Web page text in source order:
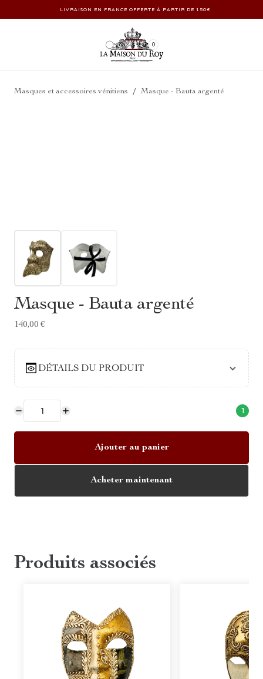
LIVRAISON EN FRANCE OFFERTE À PARTIR DE 150€
0
Masques et accessoires vénitiens / Masque - Bauta argenté
Masque - Bauta argenté
140,00 €
DÉTAILS DU PRODUIT
1
Ajouter au panier
Acheter maintenant
Produits associés